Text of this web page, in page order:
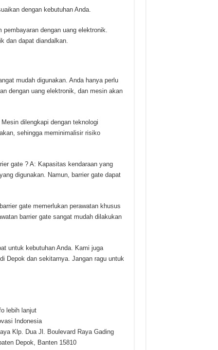
dengan kebutuhan Anda.
dengan uang elektronik.
dan dapat diandalkan.
mudah digunakan. Anda hanya perlu
dengan uang elektronik, dan mesin akan
dilengkapi dengan teknologi
sehingga meminimalisir risiko
gate ? A: Kapasitas kendaraan yang
digunakan. Namun, barrier gate dapat
gate memerlukan perawatan khusus
barrier gate sangat mudah dilakukan
untuk kebutuhan Anda. Kami juga
Depok dan sekitarnya. Jangan ragu untuk
lebih lanjut
Indonesia
Klp. Dua Jl. Boulevard Raya Gading
Depok, Banten 15810